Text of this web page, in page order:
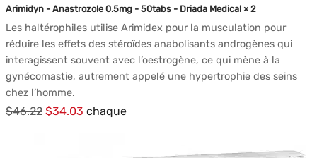
Arimidyn - Anastrozole 0.5mg - 50tabs - Driada Medical × 2
Les haltérophiles utilise Arimidex pour la musculation pour
réduire les effets des stéroïdes anabolisants androgènes qui
interagissent souvent avec l’oestrogène, ce qui mène à la
gynécomastie, autrement appelé une hypertrophie des seins
chez l’homme.
$46.22 Le
$34.03 Le
chaque